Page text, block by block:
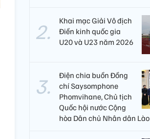
Khai mạc Giải Vô địch
Điền kinh quốc gia
U20 và U23 năm 2026
Điện chia buồn Đồng
chí Saysomphone
Phomvihane, Chủ tịch
Quốc hội nước Cộng
hòa Dân chủ Nhân dân Lào